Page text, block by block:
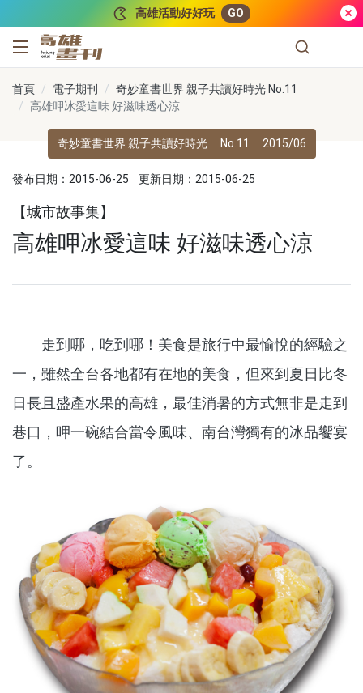
高雄活動好好玩 GO
高雄畫刊
首頁 電子期刊
奇妙童書世界 親子共讀好時光 No.11
高雄呷冰愛這味 好滋味透心涼
奇妙童書世界 親子共讀好時光 No.11 2015/06
發布日期：2015-06-25 更新日期：2015-06-25
【城市故事集】
高雄呷冰愛這味 好滋味透心涼
走到哪，吃到哪！美食是旅行中最愉悅的經驗之
一，雖然全台各地都有在地的美食，但來到夏日比冬
日長且盛產水果的高雄，最佳消暑的方式無非是走到
巷口，呷一碗結合當令風味、南台灣獨有的冰品饗宴
了。